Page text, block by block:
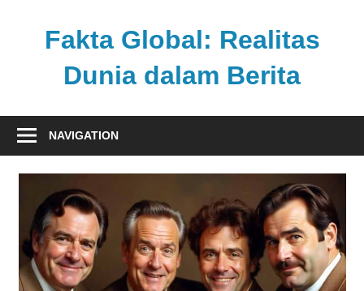
Fakta Global: Realitas
Dunia dalam Berita
kabar
dari
berbagai
sudut
pandang
NAVIGATION